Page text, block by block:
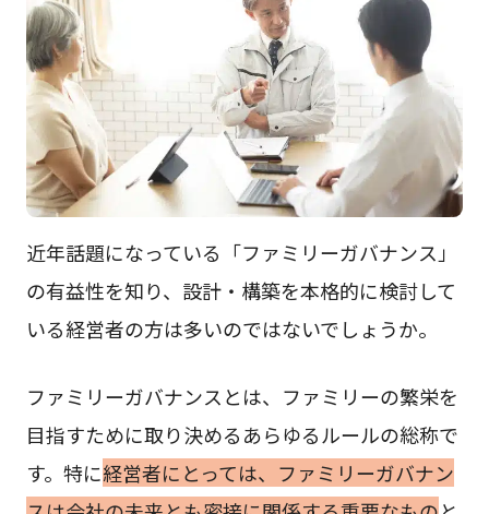
近年話題になっている「ファミリーガバナンス」
の有益性を知り、設計・構築を本格的に検討して
いる経営者の方は多いのではないでしょうか。
ファミリーガバナンスとは、ファミリーの繁栄を
目指すために取り決めるあらゆるルールの総称で
す。特に経営者にとっては、ファミリーガバナン